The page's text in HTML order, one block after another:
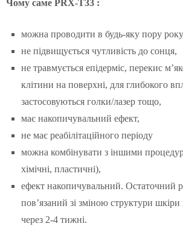
Чому саме PRX-T33 :
можна проводити в будь-яку пору року,
не підвищується чутливість до сонця,
не травмується епідерміс, перекис
клітини на поверхні, для глибокого
застосовуються голки/лазер тощо,
має накопичувальний ефект,
не має реабілітаційного періоду
можна комбінувати з іншими
хімічні, пластичні),
ефект накопичувальний. Остаточний
пов’язаний зі зміною структури шкіри
через 2-4 тижні.